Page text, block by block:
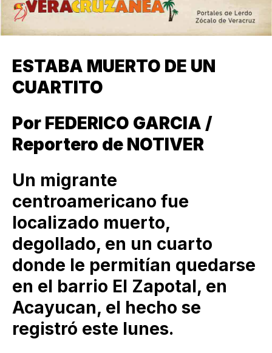
ESTABA MUERTO DE UN
CUARTITO
Por FEDERICO GARCIA /
Reportero de NOTIVER
Un migrante
centroamericano fue
localizado muerto,
degollado, en un cuarto
donde le permitían quedarse
en el barrio El Zapotal, en
Acayucan, el hecho se
registró este lunes.